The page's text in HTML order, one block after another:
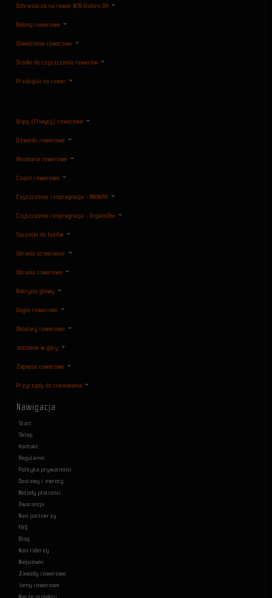
Ochraniacze na rower MTB Enduro DH
Bidony rowerowe
Oświetlenie rowerowe
Środki do czyszczenia rowerów
Przekąski na rower
Gripy (Chwyty) rowerowe
Dzwonki rowerowe
Akcesoria rowerowe
Części rowerowe
Czyszczenie i impregnacja - NIKWAX
Czyszczenie i impregnacja - OrganoTex
Saszetki do butów
Ubrania streetwear
Ubrania rowerowe
Nakrycia głowy
Gogle rowerowe
Oklulary rowerowe
Jedzenie w góry
Zapięcia rowerowe
Przyrządy do trenowania
Nawigacja
Start
Sklep
Kontakt
Regulamin
Polityka prywatności
Dostawy i zwroty
Metody płatności
Gwarancja
Nasi partnerzy
F&Q
Blog
Nasi riderzy
Miejscówki
Zawody rowerowe
Jamy rowerowe
Nasze projekty